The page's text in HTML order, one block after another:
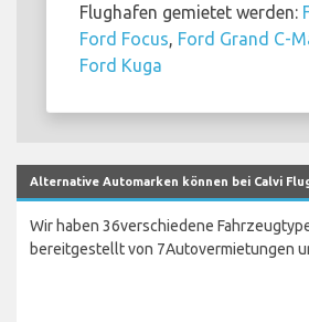
Flughafen gemietet werden:
Ford Focus Ford Grand C-
Ford Kuga
Alternative Automarken können bei Calvi
Wir haben 36verschiedene
bereitgestellt von 7Autovermietungen